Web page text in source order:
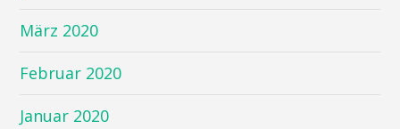
März 2020
Februar 2020
Januar 2020